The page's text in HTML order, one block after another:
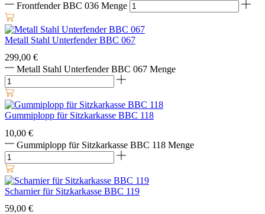
Frontfender BBC 036 Menge
Metall Stahl Unterfender BBC 067
299,00 €
Metall Stahl Unterfender BBC 067 Menge
Gummiplopp für Sitzkarkasse BBC 118
10,00 €
Gummiplopp für Sitzkarkasse BBC 118 Menge
Scharnier für Sitzkarkasse BBC 119
59,00 €